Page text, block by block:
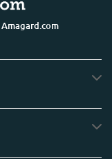
Amagard.com